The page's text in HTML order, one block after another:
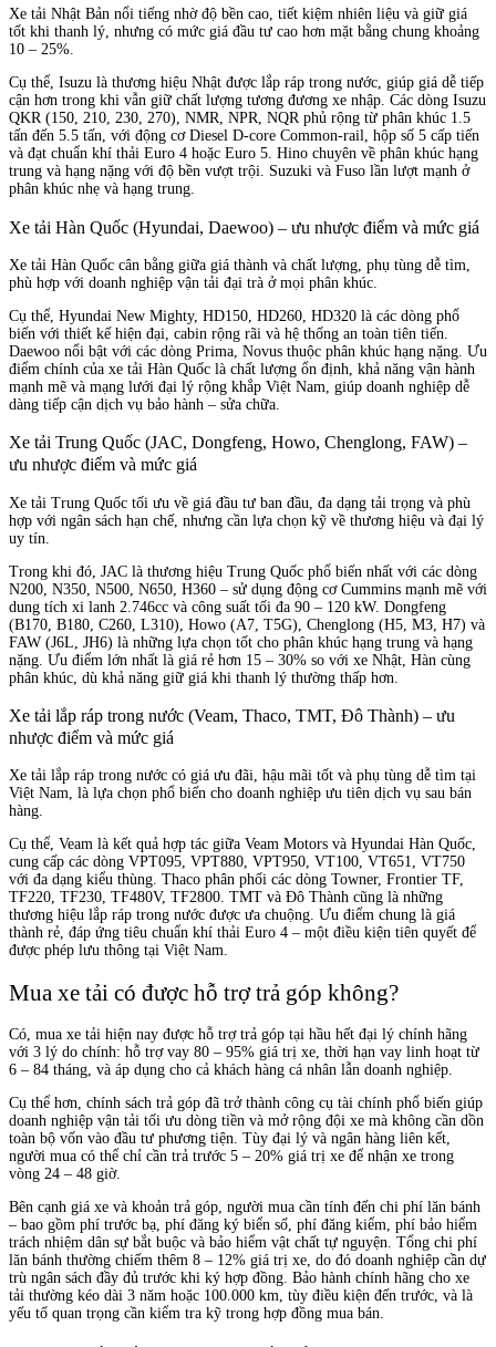
Xe tải Nhật Bản nổi tiếng nhờ độ bền cao, tiết kiệm nhiên liệu và giữ giá
tốt khi thanh lý, nhưng có mức giá đầu tư cao hơn mặt bằng chung khoảng
10 – 25%.
Cụ thể, Isuzu là thương hiệu Nhật được lắp ráp trong nước, giúp giá dễ tiếp
cận hơn trong khi vẫn giữ chất lượng tương đương xe nhập. Các dòng Isuzu
QKR (150, 210, 230, 270), NMR, NPR, NQR phủ rộng từ phân khúc 1.5
tấn đến 5.5 tấn, với động cơ Diesel D-core Common-rail, hộp số 5 cấp tiến
và đạt chuẩn khí thải Euro 4 hoặc Euro 5. Hino chuyên về phân khúc hạng
trung và hạng nặng với độ bền vượt trội. Suzuki và Fuso lần lượt mạnh ở
phân khúc nhẹ và hạng trung.
Xe tải Hàn Quốc (Hyundai, Daewoo) – ưu nhược điểm và mức giá
Xe tải Hàn Quốc cân bằng giữa giá thành và chất lượng, phụ tùng dễ tìm,
phù hợp với doanh nghiệp vận tải đại trà ở mọi phân khúc.
Cụ thể, Hyundai New Mighty, HD150, HD260, HD320 là các dòng phổ
biến với thiết kế hiện đại, cabin rộng rãi và hệ thống an toàn tiên tiến.
Daewoo nổi bật với các dòng Prima, Novus thuộc phân khúc hạng nặng. Ưu
điểm chính của xe tải Hàn Quốc là chất lượng ổn định, khả năng vận hành
mạnh mẽ và mạng lưới đại lý rộng khắp Việt Nam, giúp doanh nghiệp dễ
dàng tiếp cận dịch vụ bảo hành – sửa chữa.
Xe tải Trung Quốc (JAC, Dongfeng, Howo, Chenglong, FAW) –
ưu nhược điểm và mức giá
Xe tải Trung Quốc tối ưu về giá đầu tư ban đầu, đa dạng tải trọng và phù
hợp với ngân sách hạn chế, nhưng cần lựa chọn kỹ về thương hiệu và đại lý
uy tín.
Trong khi đó, JAC là thương hiệu Trung Quốc phổ biến nhất với các dòng
N200, N350, N500, N650, H360 – sử dụng động cơ Cummins mạnh mẽ với
dung tích xi lanh 2.746cc và công suất tối đa 90 – 120 kW. Dongfeng
(B170, B180, C260, L310), Howo (A7, T5G), Chenglong (H5, M3, H7) và
FAW (J6L, JH6) là những lựa chọn tốt cho phân khúc hạng trung và hạng
nặng. Ưu điểm lớn nhất là giá rẻ hơn 15 – 30% so với xe Nhật, Hàn cùng
phân khúc, dù khả năng giữ giá khi thanh lý thường thấp hơn.
Xe tải lắp ráp trong nước (Veam, Thaco, TMT, Đô Thành) – ưu
nhược điểm và mức giá
Xe tải lắp ráp trong nước có giá ưu đãi, hậu mãi tốt và phụ tùng dễ tìm tại
Việt Nam, là lựa chọn phổ biến cho doanh nghiệp ưu tiên dịch vụ sau bán
hàng.
Cụ thể, Veam là kết quả hợp tác giữa Veam Motors và Hyundai Hàn Quốc,
cung cấp các dòng VPT095, VPT880, VPT950, VT100, VT651, VT750
với đa dạng kiểu thùng. Thaco phân phối các dòng Towner, Frontier TF,
TF220, TF230, TF480V, TF2800. TMT và Đô Thành cũng là những
thương hiệu lắp ráp trong nước được ưa chuộng. Ưu điểm chung là giá
thành rẻ, đáp ứng tiêu chuẩn khí thải Euro 4 – một điều kiện tiên quyết để
được phép lưu thông tại Việt Nam.
Mua xe tải có được hỗ trợ trả góp không?
Có, mua xe tải hiện nay được hỗ trợ trả góp tại hầu hết đại lý chính hãng
với 3 lý do chính: hỗ trợ vay 80 – 95% giá trị xe, thời hạn vay linh hoạt từ
6 – 84 tháng, và áp dụng cho cả khách hàng cá nhân lẫn doanh nghiệp.
Cụ thể hơn, chính sách trả góp đã trở thành công cụ tài chính phổ biến giúp
doanh nghiệp vận tải tối ưu dòng tiền và mở rộng đội xe mà không cần dồn
toàn bộ vốn vào đầu tư phương tiện. Tùy đại lý và ngân hàng liên kết,
người mua có thể chỉ cần trả trước 5 – 20% giá trị xe để nhận xe trong
vòng 24 – 48 giờ.
Bên cạnh giá xe và khoản trả góp, người mua cần tính đến chi phí lăn bánh
– bao gồm phí trước bạ, phí đăng ký biển số, phí đăng kiểm, phí bảo hiểm
trách nhiệm dân sự bắt buộc và bảo hiểm vật chất tự nguyện. Tổng chi phí
lăn bánh thường chiếm thêm 8 – 12% giá trị xe, do đó doanh nghiệp cần dự
trù ngân sách đầy đủ trước khi ký hợp đồng. Bảo hành chính hãng cho xe
tải thường kéo dài 3 năm hoặc 100.000 km, tùy điều kiện đến trước, và là
yếu tố quan trọng cần kiểm tra kỹ trong hợp đồng mua bán.